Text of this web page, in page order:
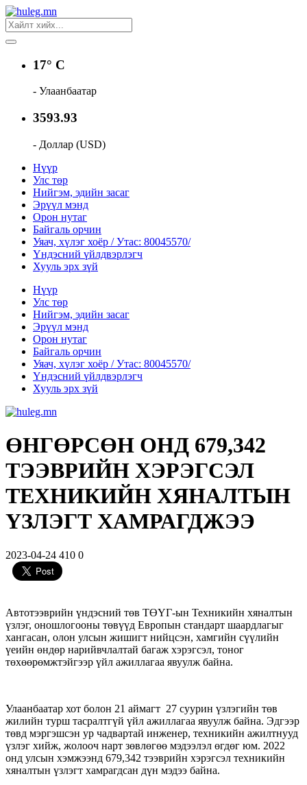
17° C
- Улаанбаатар
3593.93
- Доллар (USD)
Нүүр
Улс төр
Нийгэм, эдийн засаг
Эрүүл мэнд
Орон нутаг
Байгаль орчин
Уяач, хүлэг хоёр / Утас: 80045570/
Үндэсний үйлдвэрлэгч
Хууль эрх зүй
Нүүр
Улс төр
Нийгэм, эдийн засаг
Эрүүл мэнд
Орон нутаг
Байгаль орчин
Уяач, хүлэг хоёр / Утас: 80045570/
Үндэсний үйлдвэрлэгч
Хууль эрх зүй
ӨНГӨРСӨН ОНД 679,342
ТЭЭВРИЙН ХЭРЭГСЭЛ
ТЕХНИКИЙН ХЯНАЛТЫН
ҮЗЛЭГТ ХАМРАГДЖЭЭ
2023-04-24 410 0
Автотээврийн үндэсний төв ТӨҮГ-ын Техникийн хяналтын
үзлэг, оношлогооны төвүүд Европын стандарт шаардлагыг
хангасан, олон улсын жишигт нийцсэн, хамгийн сүүлийн
үеийн өндөр нарийвчлалтай багаж хэрэгсэл, тоног
төхөөрөмжтэйгээр үйл ажиллагаа явуулж байна.
Улаанбаатар хот болон 21 аймагт 27 суурин үзлэгийн төв
жилийн турш тасралтгүй үйл ажиллагаа явуулж байна. Эдгээр
төвд мэргэшсэн ур чадвартай инженер, техникийн ажилтнууд
үзлэг хийж, жолооч нарт зөвлөгөө мэдээлэл өгдөг юм. 2022
онд улсын хэмжээнд 679,342 тээврийн хэрэгсэл техникийн
хяналтын үзлэгт хамрагдсан дүн мэдээ байна.